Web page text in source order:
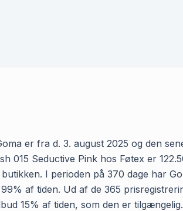
er fra d. 3. august 2025 og den
015 Seductive Pink hos Føtex er
I perioden på 370 dage har
af tiden. Ud af de 365
15% af tiden, som den er tilgængelig.